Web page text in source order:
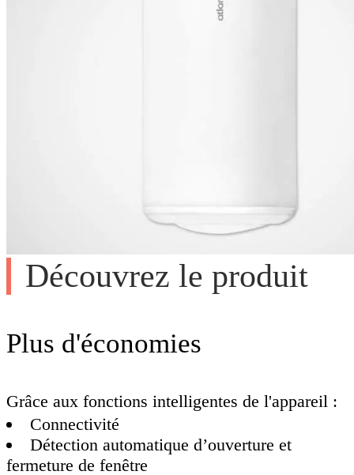
Découvrez le produit
Plus d'économies
Grâce aux fonctions intelligentes de l'appareil :
Connectivité
Détection automatique d’ouverture et
fermeture de fenêtre